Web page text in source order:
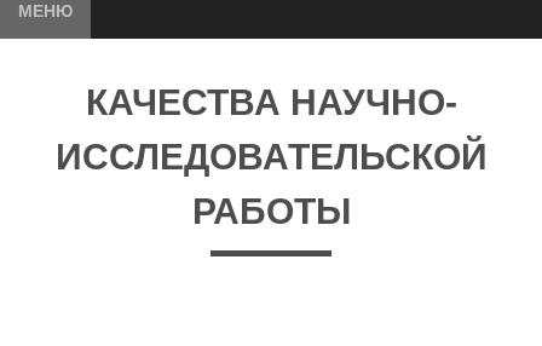
МЕНЮ
КАЧЕСТВА НАУЧНО-
ИССЛЕДОВАТЕЛЬСКОЙ
РАБОТЫ